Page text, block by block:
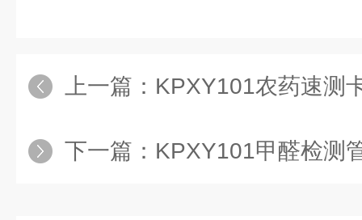
上一篇： KPXY101农药速测
下一篇： KPXY101甲醛检测